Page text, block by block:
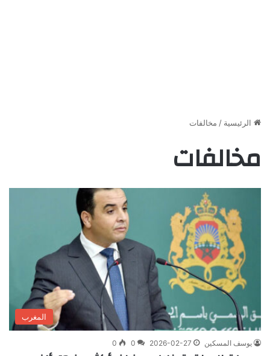
الرئيسية / مخالفات
مخالفات
المغرب
يوسف المسكين 2026-02-27
0
0